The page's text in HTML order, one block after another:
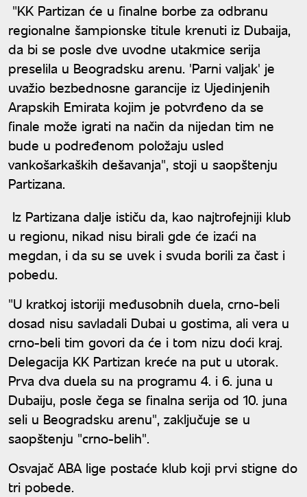
"KK Partizan će u finalne borbe za odbranu
regionalne šampionske titule krenuti iz Dubaija,
da bi se posle dve uvodne utakmice serija
preselila u Beogradsku arenu. 'Parni valjak' je
uvažio bezbednosne garancije iz Ujedinjenih
Arapskih Emirata kojim je potvrđeno da se
finale može igrati na način da nijedan tim ne
bude u podređenom položaju usled
vankošarkaških dešavanja", stoji u saopštenju
Partizana.
Iz Partizana dalje ističu da, kao najtrofejniji klub
u regionu, nikad nisu birali gde će izaći na
megdan, i da su se uvek i svuda borili za čast i
pobedu.
"U kratkoj istoriji međusobnih duela, crno-beli
dosad nisu savladali Dubai u gostima, ali vera u
crno-beli tim govori da će i tom nizu doći kraj.
Delegacija KK Partizan kreće na put u utorak.
Prva dva duela su na programu 4. i 6. juna u
Dubaiju, posle čega se finalna serija od 10. juna
seli u Beogradsku arenu", zaključuje se u
saopštenju "crno-belih".
Osvajač ABA lige postaće klub koji prvi stigne do
tri pobede.